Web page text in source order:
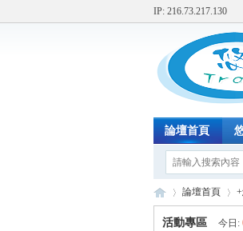
IP: 216.73.217.130
論壇首頁
論壇首頁
活動專區 今日: